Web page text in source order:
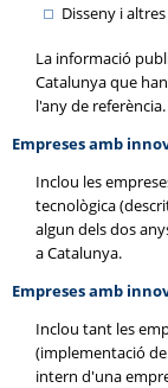
Disseny i
La informació
Catalunya que
l'any de referència.
Empreses amb
Inclou les
tecnològica
algun dels dos
a Catalunya.
Empreses amb
Inclou tant les
(implementació
intern d'una